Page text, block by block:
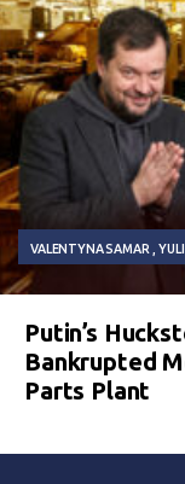
VALENTYNA SAMAR
Putin’s
Bankrupted
Parts Plant